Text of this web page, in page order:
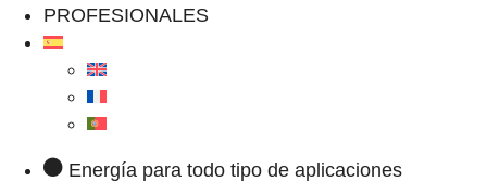
PROFESIONALES
Energía para todo tipo de aplicaciones